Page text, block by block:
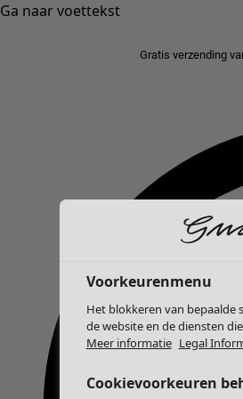
Ga naar voettekst
Gratis verzending
Voorkeurenmenu
Het blokkeren van bepaalde
de website en de diensten
Meer informatie Legal
Cookievoorkeuren